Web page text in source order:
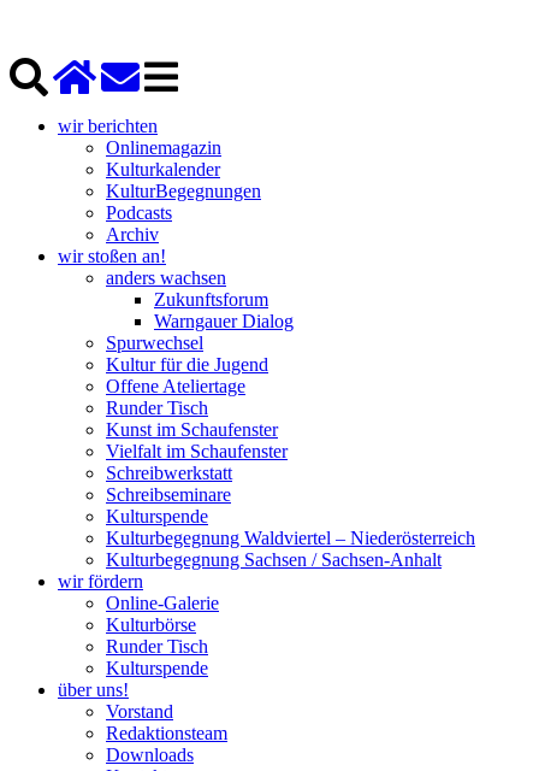
wir berichten
Onlinemagazin
Kulturkalender
KulturBegegnungen
Podcasts
Archiv
wir stoßen an!
anders wachsen
Zukunftsforum
Warngauer Dialog
Spurwechsel
Kultur für die Jugend
Offene Ateliertage
Runder Tisch
Kunst im Schaufenster
Vielfalt im Schaufenster
Schreibwerkstatt
Schreibseminare
Kulturspende
Kulturbegegnung Waldviertel – Niederösterreich
Kulturbegegnung Sachsen / Sachsen-Anhalt
wir fördern
Online-Galerie
Kulturbörse
Runder Tisch
Kulturspende
über uns!
Vorstand
Redaktionsteam
Downloads